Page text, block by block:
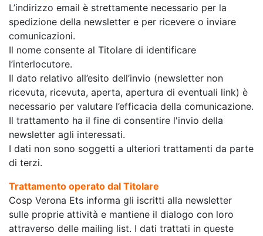
L’indirizzo email è strettamente necessario per la
spedizione della newsletter e per ricevere o inviare
comunicazioni.
Il nome consente al Titolare di identificare
l’interlocutore.
Il dato relativo all’esito dell’invio (newsletter non
ricevuta, ricevuta, aperta, apertura di eventuali link) è
necessario per valutare l’efficacia della comunicazione.
Il trattamento ha il fine di consentire l'invio della
newsletter agli interessati.
I dati non sono soggetti a ulteriori trattamenti da parte
di terzi.
Trattamento operato dal Titolare
Cosp Verona Ets informa gli iscritti alla newsletter
sulle proprie attività e mantiene il dialogo con loro
attraverso delle mailing list. I dati trattati in queste